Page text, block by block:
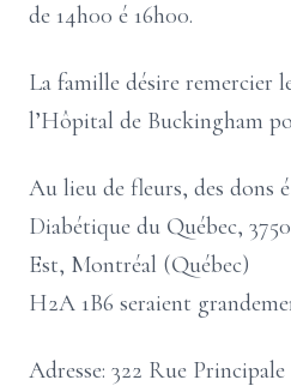
de 14h00 é 16h00.
La famille désire remercier
l’Hôpital de Buckingham
Au lieu de fleurs, des dons
Diabétique du Québec,
Est, Montréal (Québec)
H2A 1B6 seraient
Adresse: 322 Rue